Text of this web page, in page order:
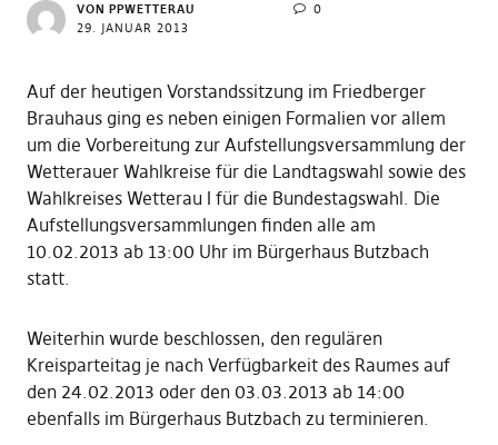
VON PPWETTERAU
29. JANUAR 2013
0
Auf der heutigen Vorstandssitzung im Friedberger
Brauhaus ging es neben einigen Formalien vor allem
um die Vorbereitung zur Aufstellungsversammlung der
Wetterauer Wahlkreise für die Landtagswahl sowie des
Wahlkreises Wetterau I für die Bundestagswahl. Die
Aufstellungsversammlungen finden alle am
10.02.2013 ab 13:00 Uhr im Bürgerhaus Butzbach
statt.
Weiterhin wurde beschlossen, den regulären
Kreisparteitag je nach Verfügbarkeit des Raumes auf
den 24.02.2013 oder den 03.03.2013 ab 14:00
ebenfalls im Bürgerhaus Butzbach zu terminieren.